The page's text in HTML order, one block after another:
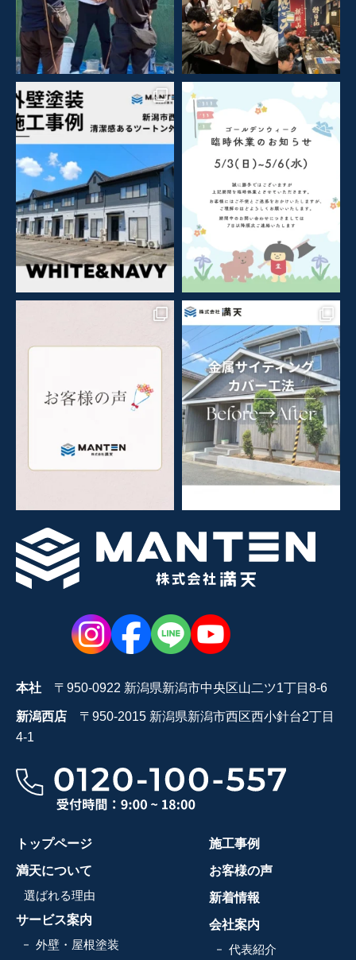
本社 〒950-0922 新潟県新潟市中央区山二ツ1丁目8-6
新潟西店 〒950-2015 新潟県新潟市西区西小針台2丁目
4-1
トップページ
満天について
選ばれる理由
サービス案内
外壁・屋根塗装
施工事例
お客様の声
新着情報
会社案内
代表紹介